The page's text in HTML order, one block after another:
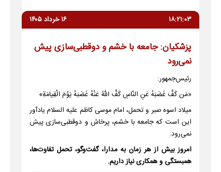
۱۸:۲۱:۰۳ ۱۶ خرداد ۱۴۰۵
پزشکیان: جامعه با خشم و دوقطبی‌سازی پیش
نمی‌رود
رئیس‌جمهور:
‌«مَن كَفَّ غَضَبَهُ عَنِ النّاسِ كَفَّ اللّهُ عَنْهُ غَضَبَهُ يَوْمَ الْقِيامَةِ»
میلاد اسوه صبر و تحمل، امام موسی کاظم علیه السلام یادآور
این است که جامعه با خشم، پرخاش و دوقطبی‌سازی پیش
نمی‌رود.
امروز بیش از هر زمان به مدارا، گفت‌وگو، تحمل تفاوت‌ها،
همبستگی و همکاری نیاز داریم.